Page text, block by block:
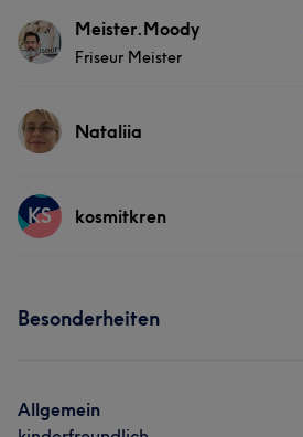
ServicesMeister.Moody
Friseur Meister
Services
Portfolio
Nataliia
Services
KS kosmitkren
Portfolio
Besonderheiten
Allgemein